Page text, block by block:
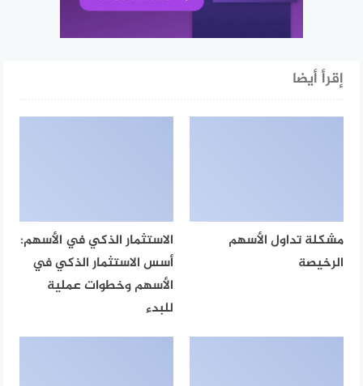
إقرأ أيضا
مشكلة تداول الأسهم
الرخيصة
الاستثمار الذكي في الأسهم:
أسس الاستثمار الذكي في
الأسهم وخطوات عملية
للبدء